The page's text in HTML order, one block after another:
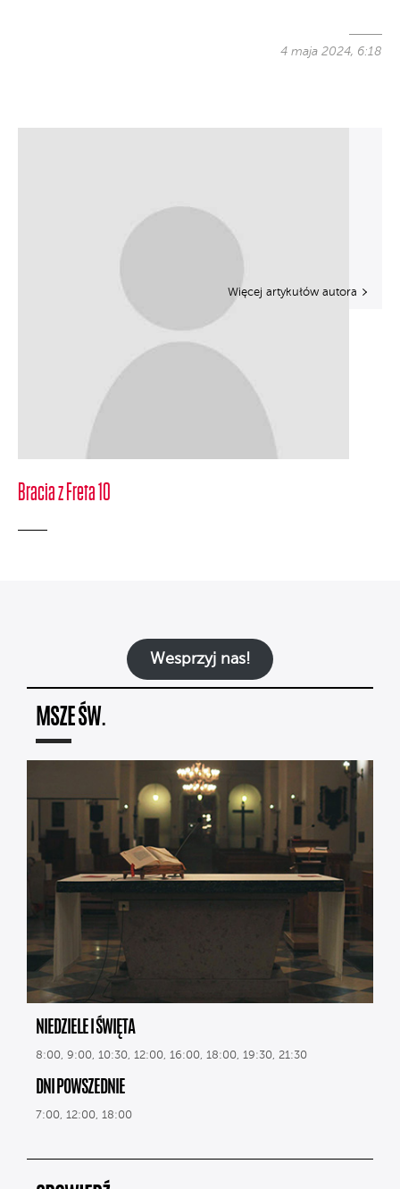
4 maja 2024, 6:18
Bracia z Freta 10
Więcej artykułów autora
Wesprzyj nas!
MSZE ŚW.
NIEDZIELE I ŚWIĘTA
8:00, 9:00, 10:30, 12:00, 16:00, 18:00, 19:30, 21:30
DNI POWSZEDNIE
7:00, 12:00, 18:00